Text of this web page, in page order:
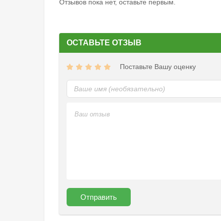
Отзывов пока нет, оставьте первым.
ОСТАВЬТЕ ОТЗЫВ
Поставьте Вашу оценку
Отправить